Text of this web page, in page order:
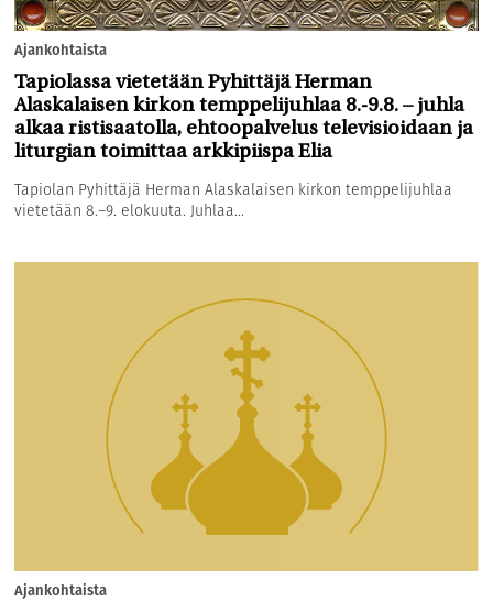
Ajankohtaista
Tapiolassa vietetään Pyhittäjä Herman
Alaskalaisen kirkon temppelijuhlaa 8.-9.8. – juhla
alkaa ristisaatolla, ehtoopalvelus televisioidaan ja
liturgian toimittaa arkkipiispa Elia
Tapiolan Pyhittäjä Herman Alaskalaisen kirkon temppelijuhlaa
vietetään 8.–9. elokuuta. Juhlaa...
Ajankohtaista